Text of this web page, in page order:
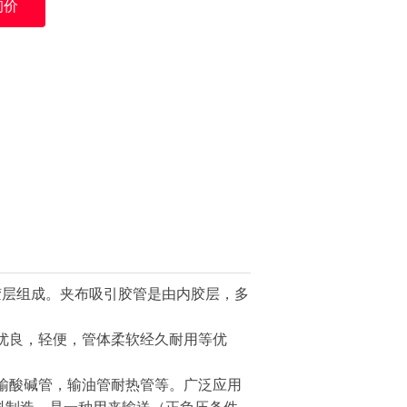
价
成。夹布吸引胶管是由内胶层，多
，轻便，管体柔软经久耐用等优
碱管，输油管耐热管等。广泛应用